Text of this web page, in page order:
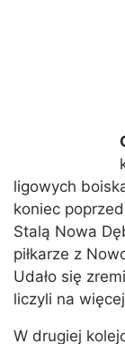
ligowych
koniec
Stalą Nowa
piłkarze z
Udało się
liczyli na
W drugiej